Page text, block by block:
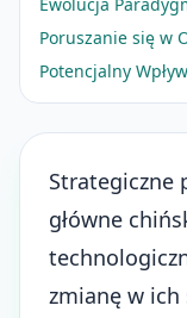
Poruszanie się w
Potencjalny
Strategiczne
główne
zmianę w